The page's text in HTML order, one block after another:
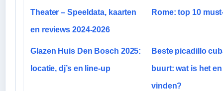
Theater – Speeldata, kaarten
en reviews 2024-2026
Rome: top 10
Glazen Huis Den Bosch 2025:
locatie, dj’s en line-up
Beste picadillo
buurt: wat is het
vinden?